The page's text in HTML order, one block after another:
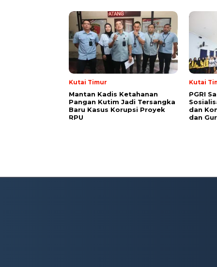
Kutai Timur
Mantan Kadis Ketahanan
Pangan Kutim Jadi Tersangka
Baru Kasus Korupsi Proyek
RPU
Kutai
PGRI
dan
dan